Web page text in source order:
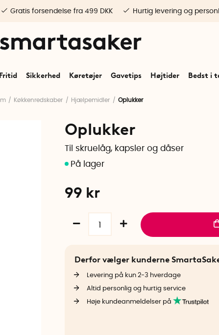
Fritid Sikkerhed Køretøjer Gavetips Højtider Bedst i
Gratis forsendelse fra 499 DKK Hurtig levering og
Køkkenredskaber Hjælpemidler Oplukker
Oplukker
Til skruelåg, kapsler og dåser
99 kr
Derfor vælger kunderne
Levering på kun 2-3 hverdage
Altid personlig og hurtig service
Høje kundeanmeldelser på